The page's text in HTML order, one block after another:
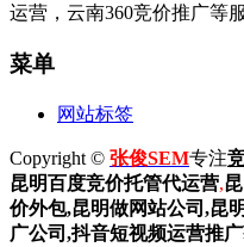
运营，云南360竞价推广等
菜单
网站标签
Copyright © 张俊SEM专注
昆明百度竞价托管代运营,
价外包,昆明做网站公司,昆
广公司,抖音短视频运营推广